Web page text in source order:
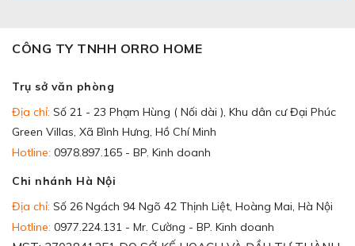
CÔNG TY TNHH ORRO HOME
Trụ sở văn phòng
Địa chỉ: Số 21 - 23 Phạm Hùng ( Nối dài ), Khu dân cư Đại Phúc
Green Villas, Xã Bình Hưng, Hồ Chí Minh
Hotline: 0978.897.165 - BP. Kinh doanh
Chi nhánh Hà Nội
Địa chỉ: Số 26 Ngách 94 Ngõ 42 Thịnh Liệt, Hoàng Mai, Hà Nội
Hotline: 0977.224.131 - Mr. Cường - BP. Kinh doanh